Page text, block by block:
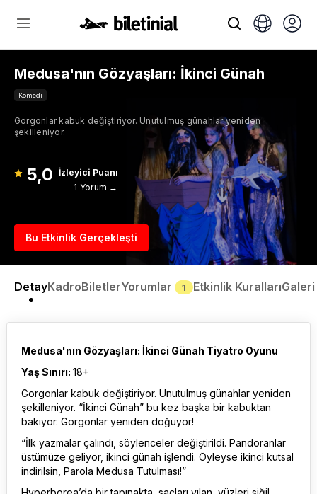
Medusa'nın Gözyaşları: İkinci Günah
Komedi
Gorgonlar kabuk değiştiriyor. Unutulmuş günahlar yeniden
şekilleniyor.
5,0 İzleyici Puanı
1 Yorum →
Bu Etkinlik Gerçekleşti
DetayKadroBiletlerYorumlar 1 Etkinlik KurallarıGaleri
Medusa'nın Gözyaşları: İkinci Günah Tiyatro Oyunu
Yaş Sınırı: 18+
Gorgonlar kabuk değiştiriyor. Unutulmuş günahlar yeniden
şekilleniyor. “İkinci Günah” bu kez başka bir kabuktan
bakıyor. Gorgonlar yeniden doğuyor!
“İlk yazmalar çalındı, söylenceler değiştirildi. Pandoranlar
üstümüze geliyor, ikinci günah işlendi. Öyleyse ikinci kutsal
indirilsin, Parola Medusa Tutulması!”